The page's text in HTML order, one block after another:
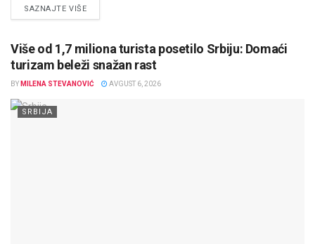
SAZNAJTE VIŠEDETAILS
Više od 1,7 miliona turista posetilo Srbiju: Domaći
turizam beleži snažan rast
BY MILENA STEVANOVIĆ AVGUST 6, 2026
SRBIJA